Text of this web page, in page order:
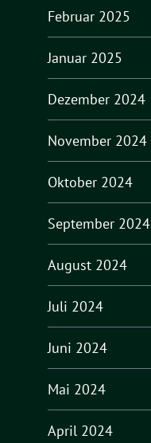
Februar 2025
Januar 2025
Dezember 2024
November 2024
Oktober 2024
September 2024
August 2024
Juli 2024
Juni 2024
Mai 2024
April 2024